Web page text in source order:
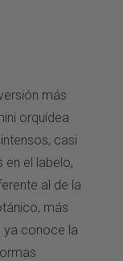
más
orquídea
casi
en el labelo,
al de la
más
ya conoce la